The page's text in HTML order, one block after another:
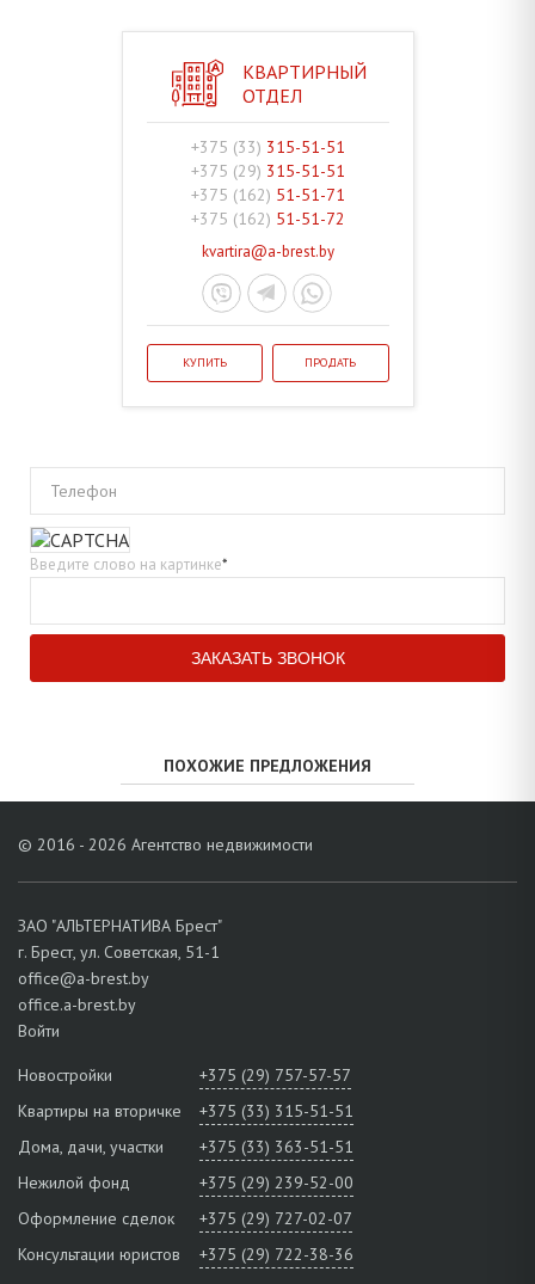
КВАРТИРНЫЙ
ОТДЕЛ
+375 (33) 315-51-51
+375 (29) 315-51-51
+375 (162) 51-51-71
+375 (162) 51-51-72
kvartira@a-brest.by
КУПИТЬ ПРОДАТЬ
Телефон
Введите слово на картинке*
ПОХОЖИЕ ПРЕДЛОЖЕНИЯ
© 2016 - 2026 Агентство недвижимости
ЗАО "АЛЬТЕРНАТИВА Брест"
г. Брест, ул. Советская, 51-1
office@a-brest.by
office.a-brest.by
Войти
Новостройки
+375 (29) 757-57-57
Квартиры на вторичке
+375 (33) 315-51-51
Дома, дачи, участки
+375 (33) 363-51-51
Нежилой фонд
+375 (29) 239-52-00
Оформление сделок
+375 (29) 727-02-07
Консультации юристов
+375 (29) 722-38-36